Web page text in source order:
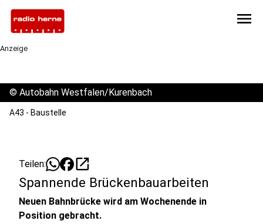
menu
Anzeige
© Autobahn Westfalen/Kurenbach
A43 - Baustelle
Teilen: open_in_new
Spannende Brückenbauarbeiten
Neuen Bahnbrücke wird am Wochenende in
Position gebracht.